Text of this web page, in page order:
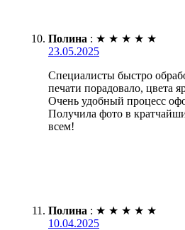
Полина : ★ ★ ★ ★ ★
23.05.2025
Специалисты быстро
печати порадовало, цвета
Очень удобный процесс
Получила фото в
всем!
Полина : ★ ★ ★ ★ ★
10.04.2025